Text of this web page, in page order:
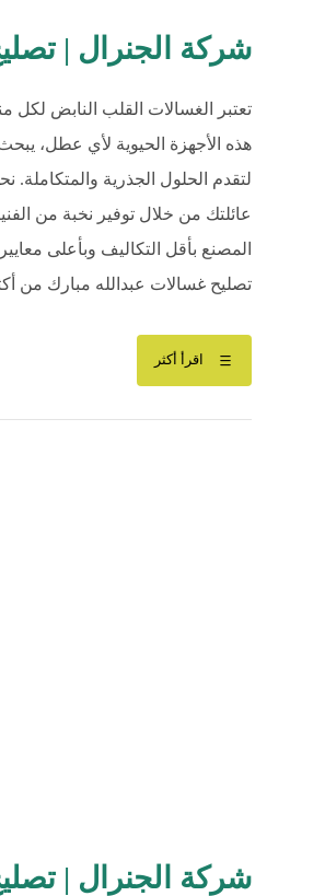
شركة الجنرال | تصليح
تعتبر الغسالات القلب النابض
هذه الأجهزة الحيوية لأي عطل،
لتقدم الحلول الجذرية
عائلتك من خلال توفير نخبة من
المصنع بأقل التكاليف وبأعلى
تصليح غسالات عبدالله مبارك من
اقرأ أكثر
شركة الجنرال | تصليح